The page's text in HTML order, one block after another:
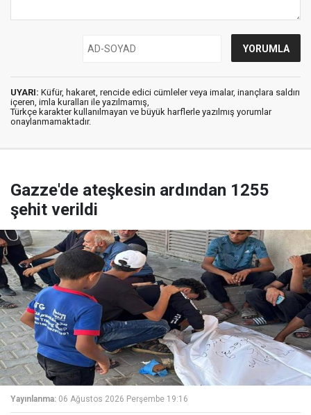
UYARI: Küfür, hakaret, rencide edici cümleler veya imalar, inançlara saldırı
içeren, imla kuralları ile yazılmamış,
Türkçe karakter kullanılmayan ve büyük harflerle yazılmış yorumlar
onaylanmamaktadır.
Gazze'de ateşkesin ardından 1255
şehit verildi
Yayınlanma: 06 Ağustos 2026 Perşembe 19:16